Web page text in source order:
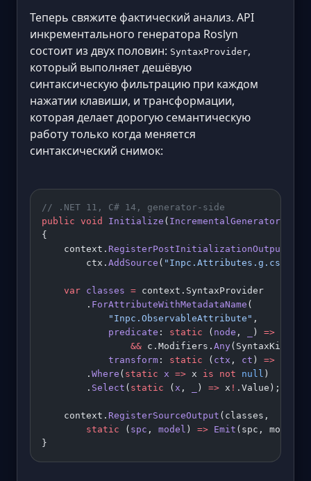
Теперь свяжите фактический анализ. API
инкрементального генератора Roslyn
состоит из двух половин: SyntaxProvider,
который выполняет дешёвую
синтаксическую фильтрацию при каждом
нажатии клавиши, и трансформации,
которая делает дорогую семантическую
работу только когда меняется
синтаксический снимок:
// .NET 11, C# 14, generator-side
public void Initialize (
{
    context.
RegisterPostInitializationOutput
        ctx.
AddSource ( "Inpc.Attributes.g.cs"
    var
classes = context.SyntaxProvider
        .
ForAttributeWithMetadataName (
            "Inpc.ObservableAttribute"
,
            predicate
: static ( node , ) =>
                &&
c.Modifiers. Any
            transform
: static ( ctx , ct ) =>
        .
Where ( static x => x is not null )
        .
Select ( static ( x , ) => x ! .Value);
    context.
RegisterSourceOutput (classes,
        static
( spc , model ) => Emit (spc,
}